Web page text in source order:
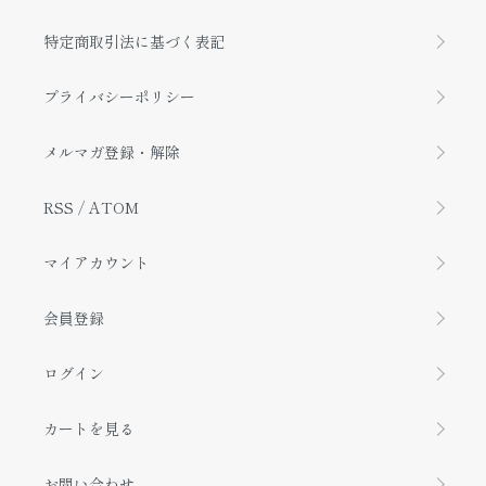
特定商取引法に基づく表記
プライバシーポリシー
メルマガ登録・解除
RSS / ATOM
マイアカウント
会員登録
ログイン
カートを見る